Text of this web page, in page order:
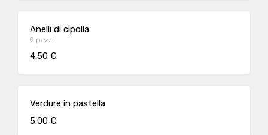
Anelli di cipolla
9 pezzi
4.50 €
Verdure in pastella
5.00 €